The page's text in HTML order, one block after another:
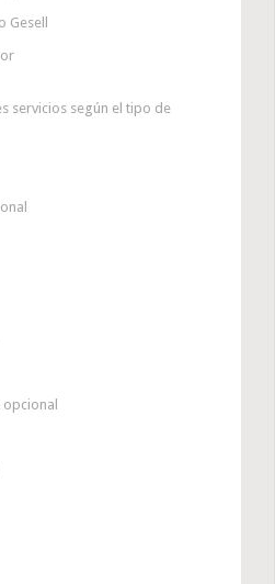
Gesell
servicios según el tipo de